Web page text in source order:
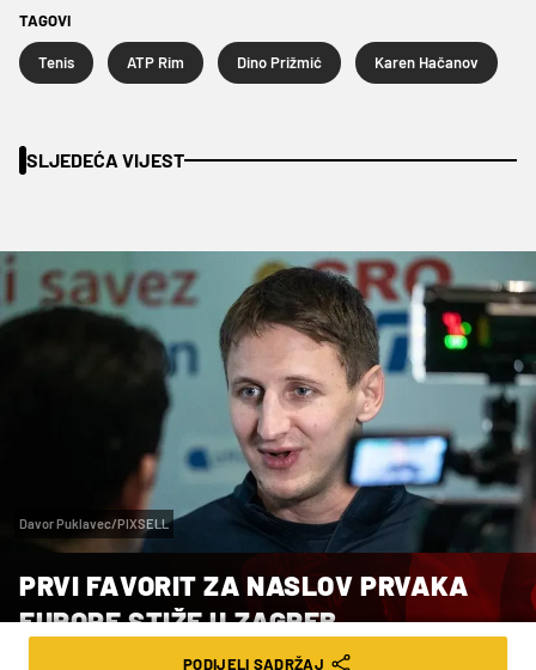
TAGOVI
Tenis ATP Rim Dino Prižmić Karen Hačanov
SLJEDEĆA VIJEST
Davor Puklavec/PIXSELL
PRVI FAVORIT ZA NASLOV PRVAKA
EUROPE STIŽE U ZAGREB
PODIJELI SADRŽAJ